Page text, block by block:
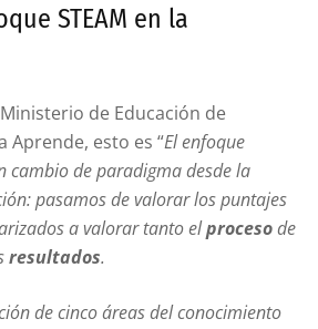
STEAM en la
de Educación de
Aprende, esto es “El enfoque
cambio de paradigma desde la
pasamos de valorar los puntajes
a valorar tanto elprocesode
resultados.
de cinco áreas del conocimiento